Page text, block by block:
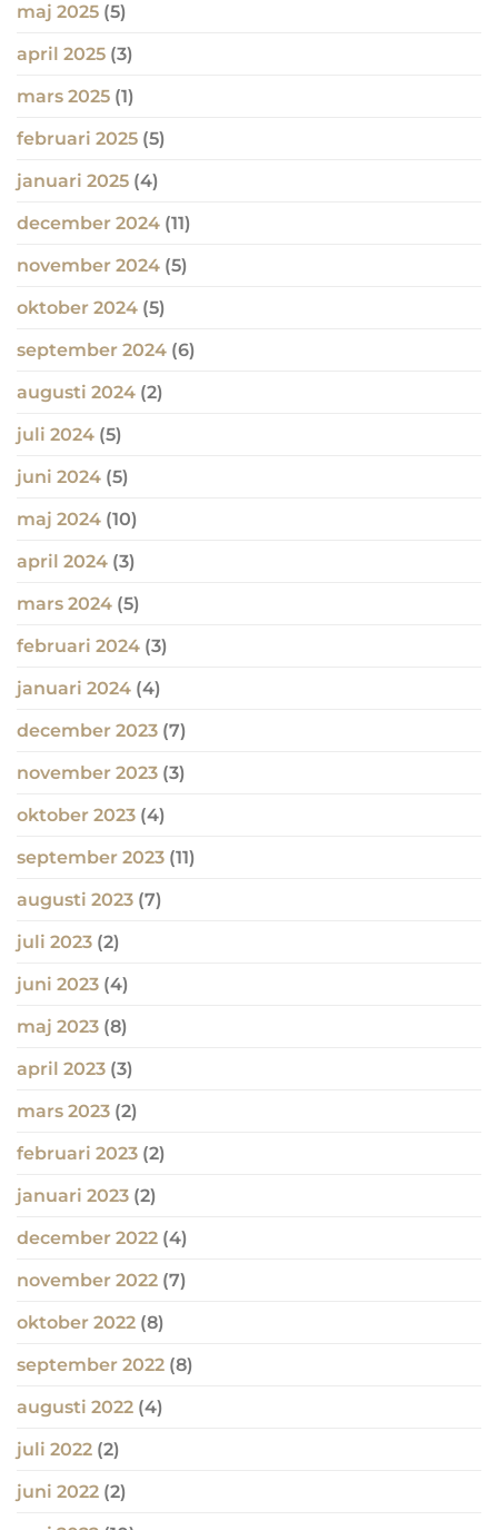
maj 2025 (5)
april 2025 (3)
mars 2025 (1)
februari 2025 (5)
januari 2025 (4)
december 2024 (11)
november 2024 (5)
oktober 2024 (5)
september 2024 (6)
augusti 2024 (2)
juli 2024 (5)
juni 2024 (5)
maj 2024 (10)
april 2024 (3)
mars 2024 (5)
februari 2024 (3)
januari 2024 (4)
december 2023 (7)
november 2023 (3)
oktober 2023 (4)
september 2023 (11)
augusti 2023 (7)
juli 2023 (2)
juni 2023 (4)
maj 2023 (8)
april 2023 (3)
mars 2023 (2)
februari 2023 (2)
januari 2023 (2)
december 2022 (4)
november 2022 (7)
oktober 2022 (8)
september 2022 (8)
augusti 2022 (4)
juli 2022 (2)
juni 2022 (2)